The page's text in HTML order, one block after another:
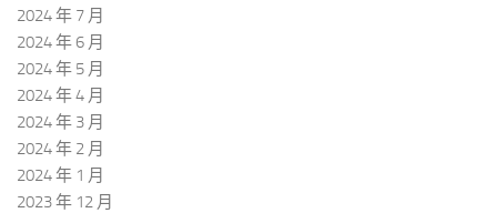
2024 年 7 月
2024 年 6 月
2024 年 5 月
2024 年 4 月
2024 年 3 月
2024 年 2 月
2024 年 1 月
2023 年 12 月